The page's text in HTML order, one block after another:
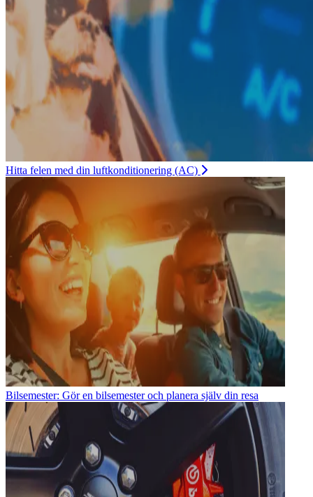
Hitta felen med din luftkonditionering (AC)
Bilsemester: Gör en bilsemester och planera själv din resa